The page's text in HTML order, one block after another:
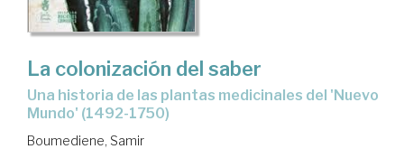
La colonización del saber
Una historia de las plantas medicinales del 'Nuevo
Mundo' (1492-1750)
Boumediene, Samir